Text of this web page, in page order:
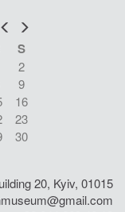
Prev
S
2
9
16
23
30
20, Kyiv, 01015